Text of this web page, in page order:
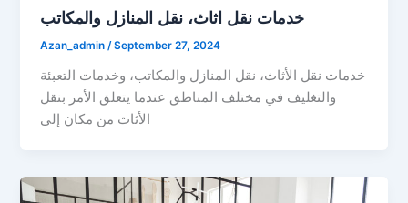
خدمات نقل اثاث، نقل المنازل والمكاتب
Azan_admin/September 27, 2024
خدمات نقل الأثاث، نقل المنازل والمكاتب، وخدمات التعبئة
والتغليف في مختلف المناطق عندما يتعلق الأمر بنقل
الأثاث من مكان إلى